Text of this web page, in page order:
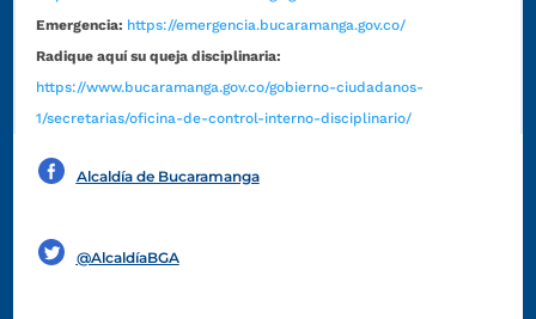
Emergencia: https://emergencia.bucaramanga.gov.co/
Radique aquí su queja disciplinaria:
https://www.bucaramanga.gov.co/gobierno-ciudadanos-
1/secretarias/oficina-de-control-interno-disciplinario/
Alcaldía de Bucaramanga
@AlcaldíaBGA